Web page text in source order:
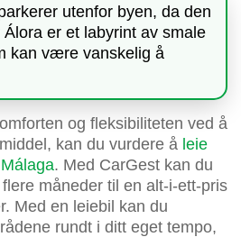
utenfor byen, da den
er et labyrint av smale
kan være vanskelig å
og fleksibiliteten ved å
kan du vurdere å leie
. Med CarGest kan du
måneder til en alt-i-ett-pris
Med en leiebil kan du
rundt i ditt eget tempo,